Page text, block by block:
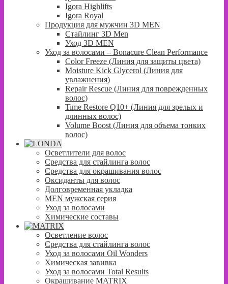
Igora Highlifts
Igora Royal
Продукция для мужчин 3D MEN
Стайлинг 3D Men
Уход 3D MEN
Уход за волосами – Bonacure Clean Performance
Color Freeze (Линия для защиты цвета)
Moisture Kick Glycerol (Линия для
увлажнения)
Repair Rescue (Линия для поврежденных
волос)
Time Restore Q10+ (Линия для зрелых и
длинных волос)
Volume Boost (Линия для объема тонких
волос)
Осветлители для волос
Средства для стайлинга волос
Средства для окрашивания волос
Оксиданты для волос
Долговременная укладка
MEN мужская серия
Уход за волосами
Химические составы
Осветление волос
Средства для стайлинга волос
Уход за волосами Oil Wonders
Химическая завивка
Уход за волосами Total Results
Окрашивание MATRIX